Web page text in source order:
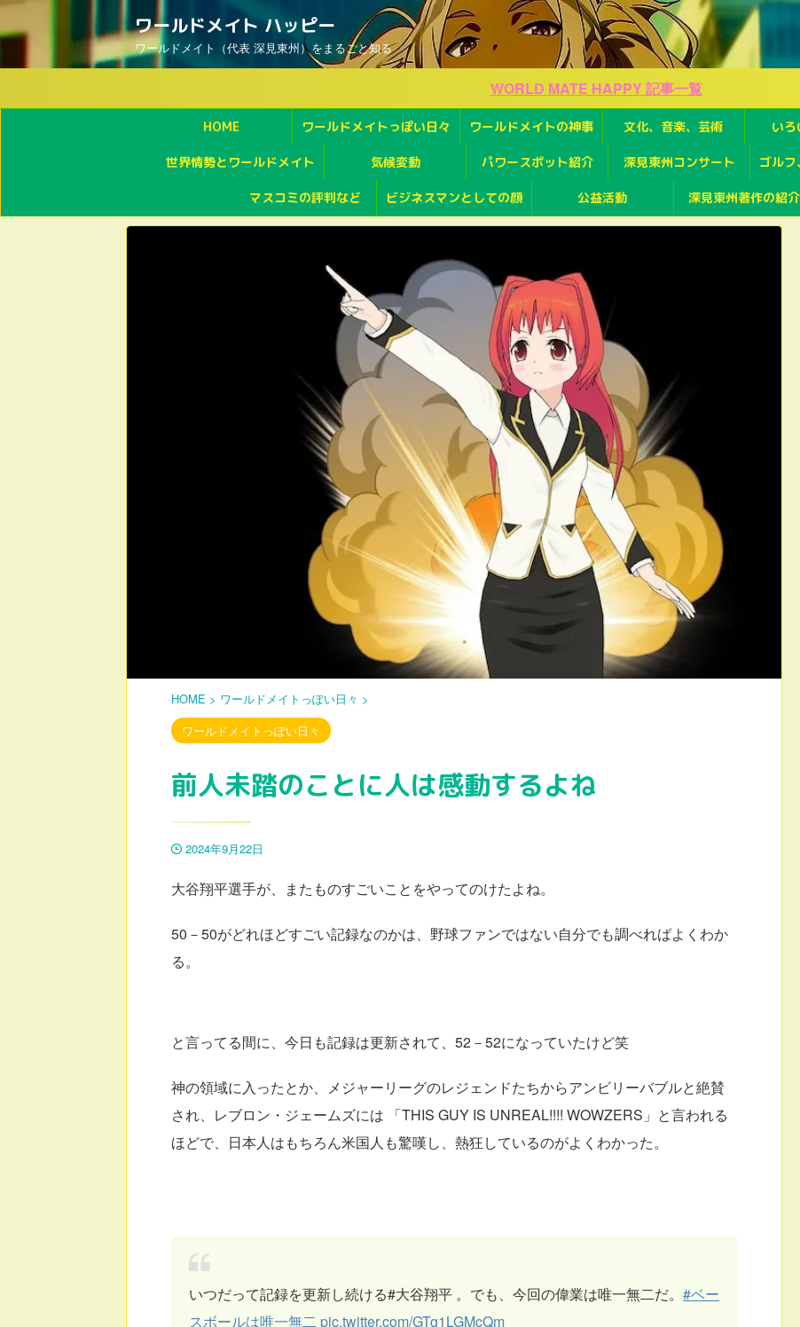
ワールドメイト ハッピー
ワールドメイト（代表 深見東州）をまるごと知る
WORLD MATE HAPPY 記事一覧
HOME ワールドメイトっぽい日々 ワールドメイトの神事 文化、音楽、芸術 い
世界情勢とワールドメイト 気候変動 パワースポット紹介 深見東州コンサート ゴル
マスコミの評判など ビジネスマンとしての顔 公益活動 深見東州著作の紹介
HOME > ワールドメイトっぽい日々 >
ワールドメイトっぽい日々
前人未踏のことに人は感動するよね
2024年9月22日
大谷翔平選手が、またものすごいことをやってのけたよね。
50－50がどれほどすごい記録なのかは、野球ファンではない自分でも調べればよくわか
る。
と言ってる間に、今日も記録は更新されて、52－52になっていたけど笑
神の領域に入ったとか、メジャーリーグのレジェンドたちからアンビリーバブルと絶賛
され、レブロン・ジェームズには 「THIS GUY IS UNREAL!!!! WOWZERS」と言われる
ほどで、日本人はもちろん米国人も驚嘆し、熱狂しているのがよくわかった。
いつだって記録を更新し続ける#大谷翔平 。でも、今回の偉業は唯一無二だ。 #ベー
スボールは唯一無二 pic.twitter.com/GTg1LGMcQm